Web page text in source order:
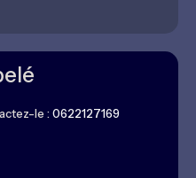
le : 0622127169